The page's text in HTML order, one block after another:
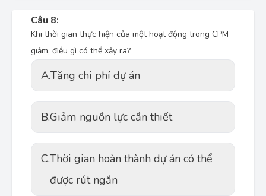
Câu 8:
Khi thời gian thực hiện của một hoạt động trong CPM
giảm, điều gì có thể xảy ra?
A.Tăng chi phí dự án
B.Giảm nguồn lực cần thiết
C.Thời gian hoàn thành dự án có thể
được rút ngắn